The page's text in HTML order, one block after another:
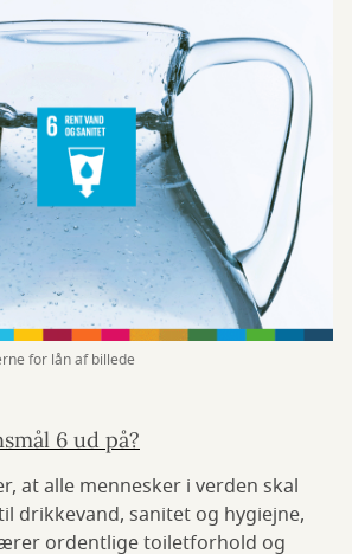
for lån af billede
6 ud på?
at alle mennesker i verden skal
drikkevand, sanitet og hygiejne,
ordentlige toiletforhold og